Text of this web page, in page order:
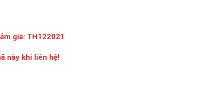
giá: TH122021
này khi liên hệ!